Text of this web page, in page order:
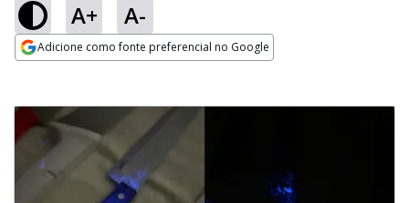
A+ A-
Adicione como fonte preferencial no Google